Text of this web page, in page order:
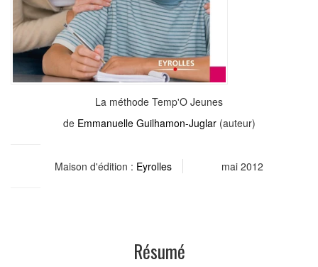
La méthode Temp'O Jeunes
de Emmanuelle Guilhamon-Juglar(auteur)
Maison d'édition : Eyrolles mai 2012
Résumé